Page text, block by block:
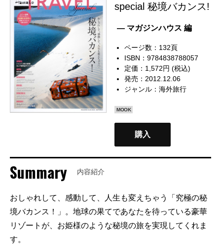
special 秘境バカンス!
— マガジンハウス 編
ページ数：132頁
ISBN：9784838788057
定価：1,572円 (税込)
発売：2012.12.06
ジャンル：海外旅行
MOOK
購入
Summary 内容紹介
おしゃれして、感動して、人生も変えちゃう「究極の秘
境バカンス！」。地球の果てであなたを待っている豪華
リゾートが、お姫様のような秘境の旅を実現してくれま
す。